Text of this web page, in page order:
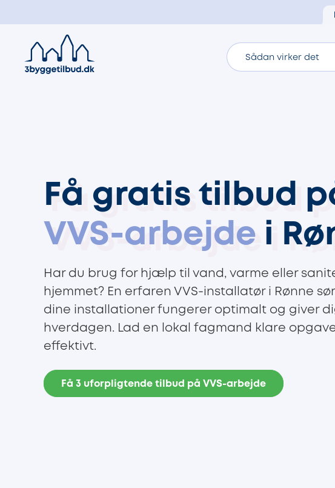
Sådan virker det
Få gratis tilbud
VVS-arbejde i
Har du brug for hjælp til vand, varme eller
hjemmet? En erfaren VVS-installatør i Rønne
dine installationer fungerer optimalt og giver
hverdagen. Lad en lokal fagmand klare
effektivt.
Få 3 uforpligtende tilbud på VVS-arbejde